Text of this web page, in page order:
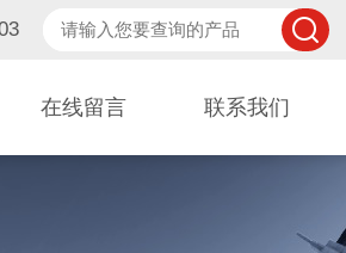
在线留言 联系我们